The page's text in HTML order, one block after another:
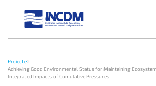
Proiecte
Achieving Good Environmental Status for Maintaining
Integrated Impacts of Cumulative Pressures